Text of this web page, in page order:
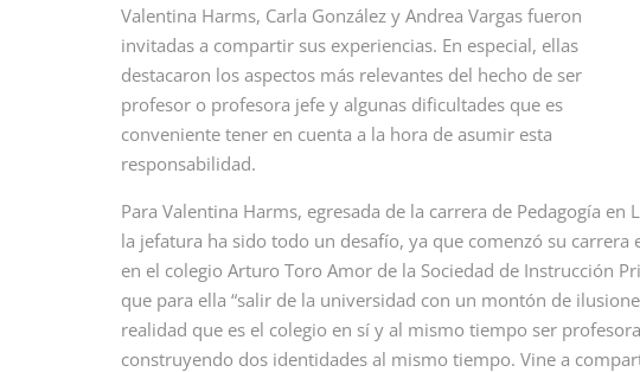
Valentina Harms, Carla González y Andrea Vargas fueron
invitadas a compartir sus experiencias. En especial, ellas
destacaron los aspectos más relevantes del hecho de ser
profesor o profesora jefe y algunas dificultades que es
conveniente tener en cuenta a la hora de asumir esta
responsabilidad.
Para Valentina Harms, egresada de la carrera de Pedagogía en
la jefatura ha sido todo un desafío, ya que comenzó su
en el colegio Arturo Toro Amor de la Sociedad de Instrucción
que para ella “salir de la universidad con un montón de
realidad que es el colegio en sí y al mismo tiempo ser
construyendo dos identidades al mismo tiempo. Vine a